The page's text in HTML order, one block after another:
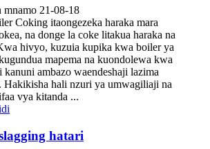
mnamo 21-08-18
Coking itaongezeka haraka mara
na donge la coke litakua haraka na
hivyo, kuzuia kupika kwa boiler ya
mapema na kuondolewa kwa
kanuni ambazo waendeshaji lazima
Hakikisha hali nzuri ya umwagiliaji na
vya kitanda ...
hatari